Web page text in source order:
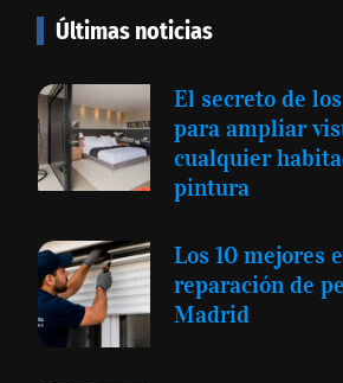
Últimas noticias
El secreto de
para ampliar
cualquier
pintura
Los 10 mejores
reparación de
Madrid